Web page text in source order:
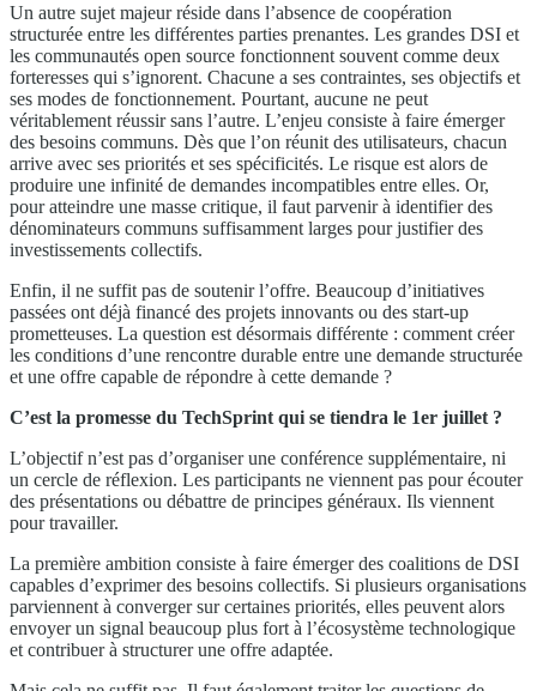
Un autre sujet majeur réside dans l’absence de coopération
structurée entre les différentes parties prenantes. Les grandes DSI et
les communautés open source fonctionnent souvent comme deux
forteresses qui s’ignorent. Chacune a ses contraintes, ses objectifs et
ses modes de fonctionnement. Pourtant, aucune ne peut
véritablement réussir sans l’autre. L’enjeu consiste à faire émerger
des besoins communs. Dès que l’on réunit des utilisateurs, chacun
arrive avec ses priorités et ses spécificités. Le risque est alors de
produire une infinité de demandes incompatibles entre elles. Or,
pour atteindre une masse critique, il faut parvenir à identifier des
dénominateurs communs suffisamment larges pour justifier des
investissements collectifs.
Enfin, il ne suffit pas de soutenir l’offre. Beaucoup d’initiatives
passées ont déjà financé des projets innovants ou des start-up
prometteuses. La question est désormais différente : comment créer
les conditions d’une rencontre durable entre une demande structurée
et une offre capable de répondre à cette demande ?
C’est la promesse du TechSprint qui se tiendra le 1er juillet ?
L’objectif n’est pas d’organiser une conférence supplémentaire, ni
un cercle de réflexion. Les participants ne viennent pas pour écouter
des présentations ou débattre de principes généraux. Ils viennent
pour travailler.
La première ambition consiste à faire émerger des coalitions de DSI
capables d’exprimer des besoins collectifs. Si plusieurs organisations
parviennent à converger sur certaines priorités, elles peuvent alors
envoyer un signal beaucoup plus fort à l’écosystème technologique
et contribuer à structurer une offre adaptée.